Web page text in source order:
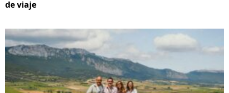
de viaje